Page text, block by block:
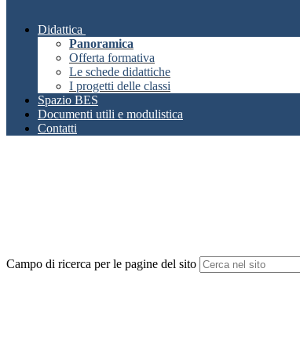
Didattica
Panoramica
Offerta formativa
Le schede didattiche
I progetti delle classi
Spazio BES
Documenti utili e modulistica
Contatti
Campo di ricerca per le pagine del sito